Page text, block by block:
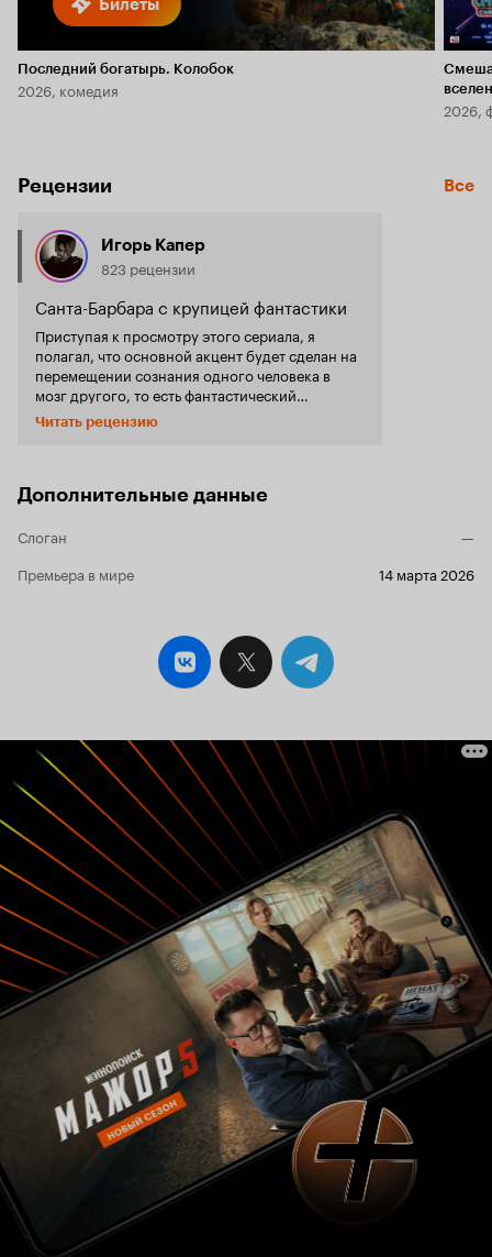
Билеты
Последний богатырь. Колобок
2026, комедия
2026,
Рецензии Все
Игорь Капер
823 рецензии
Санта-Барбара с крупицей фантастики
Приступая к просмотру этого сериала, я
полагал, что основной акцент будет сделан на
перемещении сознания одного человека в
мозг другого, то есть фантастический
сценарий. Так то оно так, да не совсем.
Начинается всё с долгих, затянутых диалогов
разборки. Картинка красивая, сочная,
персонажи сияют своим богатым внешним
видом, одетые как с иголочки. Первая серия
завершить просмотр навсегда. Однако между
делом я решил посмотреть вторую серию, и
сериале развиваются очень тягуче, много
мелодраматических моментов, которые,
впрочем, неплохо раскрывают характеры
героев, и чем дальше, тем больше. Высшее
компаний и депутаты (это вам не Россия или
Америка, где размах богатства сильных мира
сего, конечно же, совсем другой). Про их
проблемы в личной жизни и пойдёт речь в
«Доктор Шин». Есть персонажи, которым
сопереживаешь: Ким Чин Джу и Джеймс. Для
меня дальнейшая судьба этих героев была
небезразлична исключительно благодаря их
прикольным характерам. Другим зрителям
могут понравиться другие персонажи либо
вообще никто. События то и дело скачут во
времени, причём без информации о том, где
показывается прошлое, а где настоящее. Из-за
отсутствия временных отметок иногда было
несколько некомфортно смотреть. Сериал
создан для женской аудитории. Мелодрама
здесь на первом месте, а фантастика где-то
там, курит в сторонке. Это сериал для тех, кто
любит смотреть на жизнь богатых и успешных
людей, которые умеют держать себя в руках,
ведут светские беседы, у которых всё хорошо.
Однако диалоги показались мне
простоватыми, хотя, возможно, в высшем свете
Кореи и правда так общаются. В четвёртой
серии диалоги улучшились: сначала гнев, а
затем душевность, человечность, и далее
Читать рецензию
Дополнительные данные
Слоган
—
Премьера в мире
14 марта 2026